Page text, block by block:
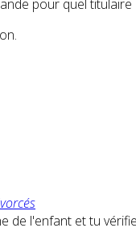
pour quel titulaire
de l'enfant et tu